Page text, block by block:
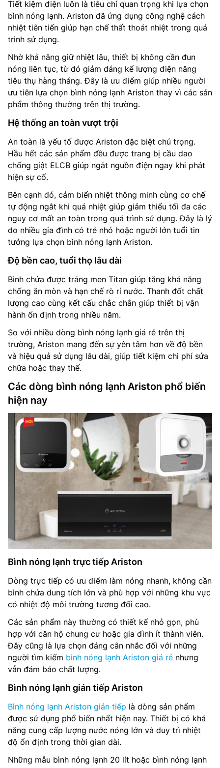
Tiết kiệm điện luôn là tiêu chí quan trọng khi lựa chọn
bình nóng lạnh. Ariston đã ứng dụng công nghệ cách
nhiệt tiên tiến giúp hạn chế thất thoát nhiệt trong quá
trình sử dụng.
Nhờ khả năng giữ nhiệt lâu, thiết bị không cần đun
nóng liên tục, từ đó giảm đáng kể lượng điện năng
tiêu thụ hàng tháng. Đây là ưu điểm giúp nhiều người
ưu tiên lựa chọn bình nóng lạnh Ariston thay vì các sản
phẩm thông thường trên thị trường.
Hệ thống an toàn vượt trội
An toàn là yếu tố được Ariston đặc biệt chú trọng.
Hầu hết các sản phẩm đều được trang bị cầu dao
chống giật ELCB giúp ngắt nguồn điện ngay khi phát
hiện sự cố.
Bên cạnh đó, cảm biến nhiệt thông minh cùng cơ chế
tự động ngắt khi quá nhiệt giúp giảm thiểu tối đa các
nguy cơ mất an toàn trong quá trình sử dụng. Đây là lý
do nhiều gia đình có trẻ nhỏ hoặc người lớn tuổi tin
tưởng lựa chọn bình nóng lạnh Ariston.
Độ bền cao, tuổi thọ lâu dài
Bình chứa được tráng men Titan giúp tăng khả năng
chống ăn mòn và hạn chế rò rỉ nước. Thanh đốt chất
lượng cao cùng kết cấu chắc chắn giúp thiết bị vận
hành ổn định trong nhiều năm.
So với nhiều dòng bình nóng lạnh giá rẻ trên thị
trường, Ariston mang đến sự yên tâm hơn về độ bền
và hiệu quả sử dụng lâu dài, giúp tiết kiệm chi phí sửa
chữa hoặc thay thế.
Các dòng bình nóng lạnh Ariston phổ biến
hiện nay
Bình nóng lạnh trực tiếp Ariston
Dòng trực tiếp có ưu điểm làm nóng nhanh, không cần
bình chứa dung tích lớn và phù hợp với những khu vực
có nhiệt độ môi trường tương đối cao.
Các sản phẩm này thường có thiết kế nhỏ gọn, phù
hợp với căn hộ chung cư hoặc gia đình ít thành viên.
Đây cũng là lựa chọn đáng cân nhắc đối với những
người tìm kiếm bình nóng lạnh Ariston giá rẻ nhưng
vẫn đảm bảo chất lượng.
Bình nóng lạnh gián tiếp Ariston
Bình nóng lạnh Ariston gián tiếp là dòng sản phẩm
được sử dụng phổ biến nhất hiện nay. Thiết bị có khả
năng cung cấp lượng nước nóng lớn và duy trì nhiệt
độ ổn định trong thời gian dài.
Những mẫu bình nóng lạnh 20 lít hoặc bình nóng lạnh